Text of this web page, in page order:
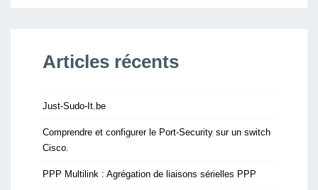
Articles récents
Just-Sudo-It.be
Comprendre et configurer le Port-Security sur un switch
Cisco.
PPP Multilink : Agrégation de liaisons sérielles PPP